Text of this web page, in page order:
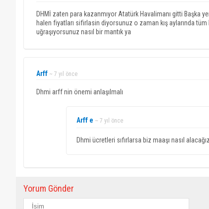
DHMİ zaten para kazanmıyor Atatürk Havalimanı gitti Başka
halen fiyatları sifirlasin diyorsunuz o zaman kış aylarında
uğraşıyorsunuz nasıl bir mantık ya
Arff ~ 7 yıl önce
Dhmi arff nin önemi anlaşılmalı
Arff e ~ 7 yıl önce
Dhmi ücretleri sıfırlarsa biz maaşı nasıl alacağız.
Yorum Gönder